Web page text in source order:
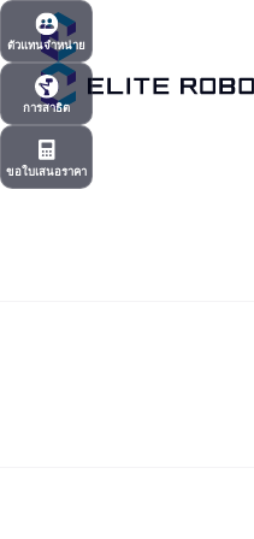
ตัวแทนจำหน่าย
ตัวแทนจำหน่าย
การสาธิต
การสาธิต
ขอใบเสนอราคา